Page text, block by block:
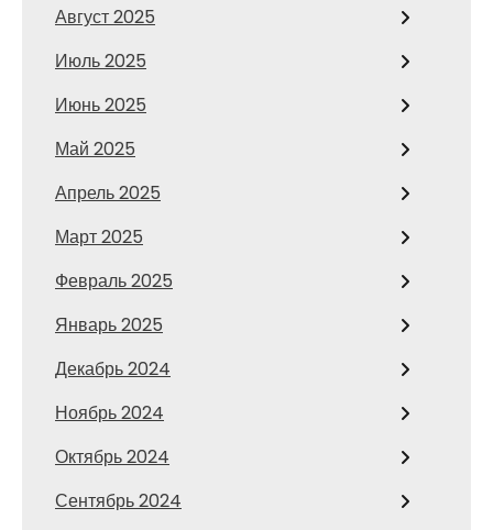
Август 2025
Июль 2025
Июнь 2025
Май 2025
Апрель 2025
Март 2025
Февраль 2025
Январь 2025
Декабрь 2024
Ноябрь 2024
Октябрь 2024
Сентябрь 2024